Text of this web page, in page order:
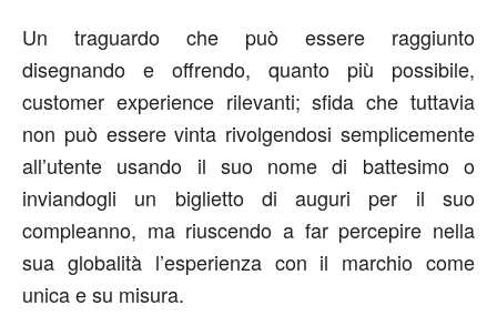
Un traguardo che può essere raggiunto
disegnando e offrendo, quanto più possibile,
customer experience rilevanti; sfida che tuttavia
non può essere vinta rivolgendosi semplicemente
all’utente usando il suo nome di battesimo o
inviandogli un biglietto di auguri per il suo
compleanno, ma riuscendo a far percepire nella
sua globalità l’esperienza con il marchio come
unica e su misura.